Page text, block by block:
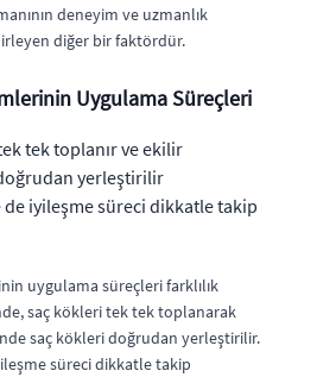
deneyim ve uzmanlık
diğer bir faktördür.
Uygulama Süreçleri
tek toplanır ve ekilir
yerleştirilir
iyileşme süreci dikkatle takip
uygulama süreçleri farklılık
saç kökleri tek tek toplanarak
saç kökleri doğrudan yerleştirilir.
süreci dikkatle takip